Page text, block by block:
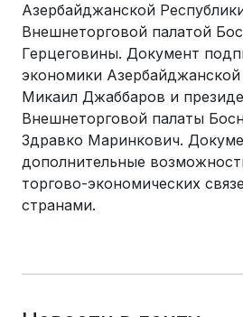
Азербайджанской
Внешнеторговой палатой
Герцеговины. Документ
экономики Азербайджанской
Микаил Джаббаров и
Внешнеторговой палаты
Здравко Маринкович.
дополнительные
торгово-экономических
странами.